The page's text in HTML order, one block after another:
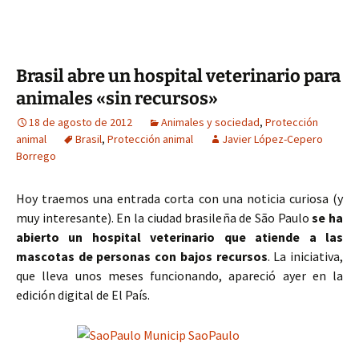
Brasil abre un hospital veterinario para
animales «sin recursos»
18 de agosto de 2012 Animales y sociedad, Protección
animal
Brasil, Protección animal
Javier López-Cepero
Borrego
Hoy traemos una entrada corta con una noticia curiosa (y
muy interesante). En la ciudad brasileña de São Paulose ha
abierto un hospital veterinario que atiende a las
mascotas de personas con bajos recursos. La iniciativa,
que lleva unos meses funcionando, apareció ayer en la
edición digital de El País.